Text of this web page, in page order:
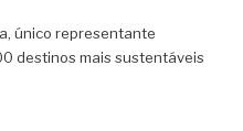
único representante
destinos mais sustentáveis